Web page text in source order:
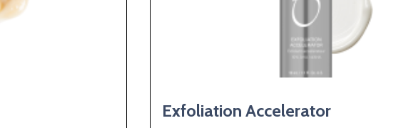
Exfoliation Accelerator